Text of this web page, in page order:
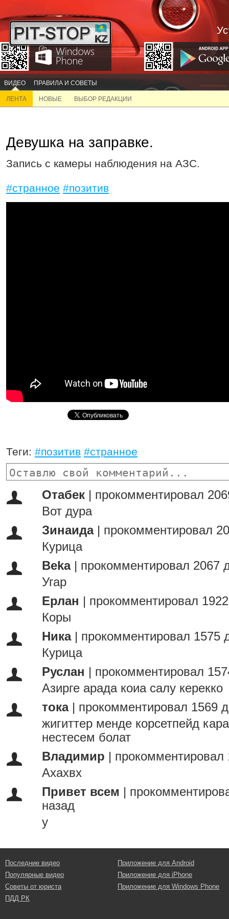
ВИДЕО ПРАВИЛА И СОВЕТЫ
ЛЕНТА НОВЫЕ ВЫБОР РЕДАКЦИИ
Девушка на заправке.
Запись с камеры наблюдения на АЗС.
#странное #позитив
Теги: #позитив #странное
Отабек
прокомментировал
Вот дура
Зинаида| прокомментировал
Курица
Beka| прокомментировал 2067
Угар
Ерлан
прокомментировал
Коры
Ника| прокомментировал 1575
Курица
Руслан
прокомментировал
Азирге арада коиа салу керекко
тока| прокомментировал 1569
жигиттер менде корсетпейд
нестесем болат
Владимир
прокомментировал
Ахахвх
Привет всем
назад
у
Последние видео
Популярные видео
Советы от юриста
ПДД РК
Приложение для Android
Приложение для iPhone
Приложение для Windows Phone